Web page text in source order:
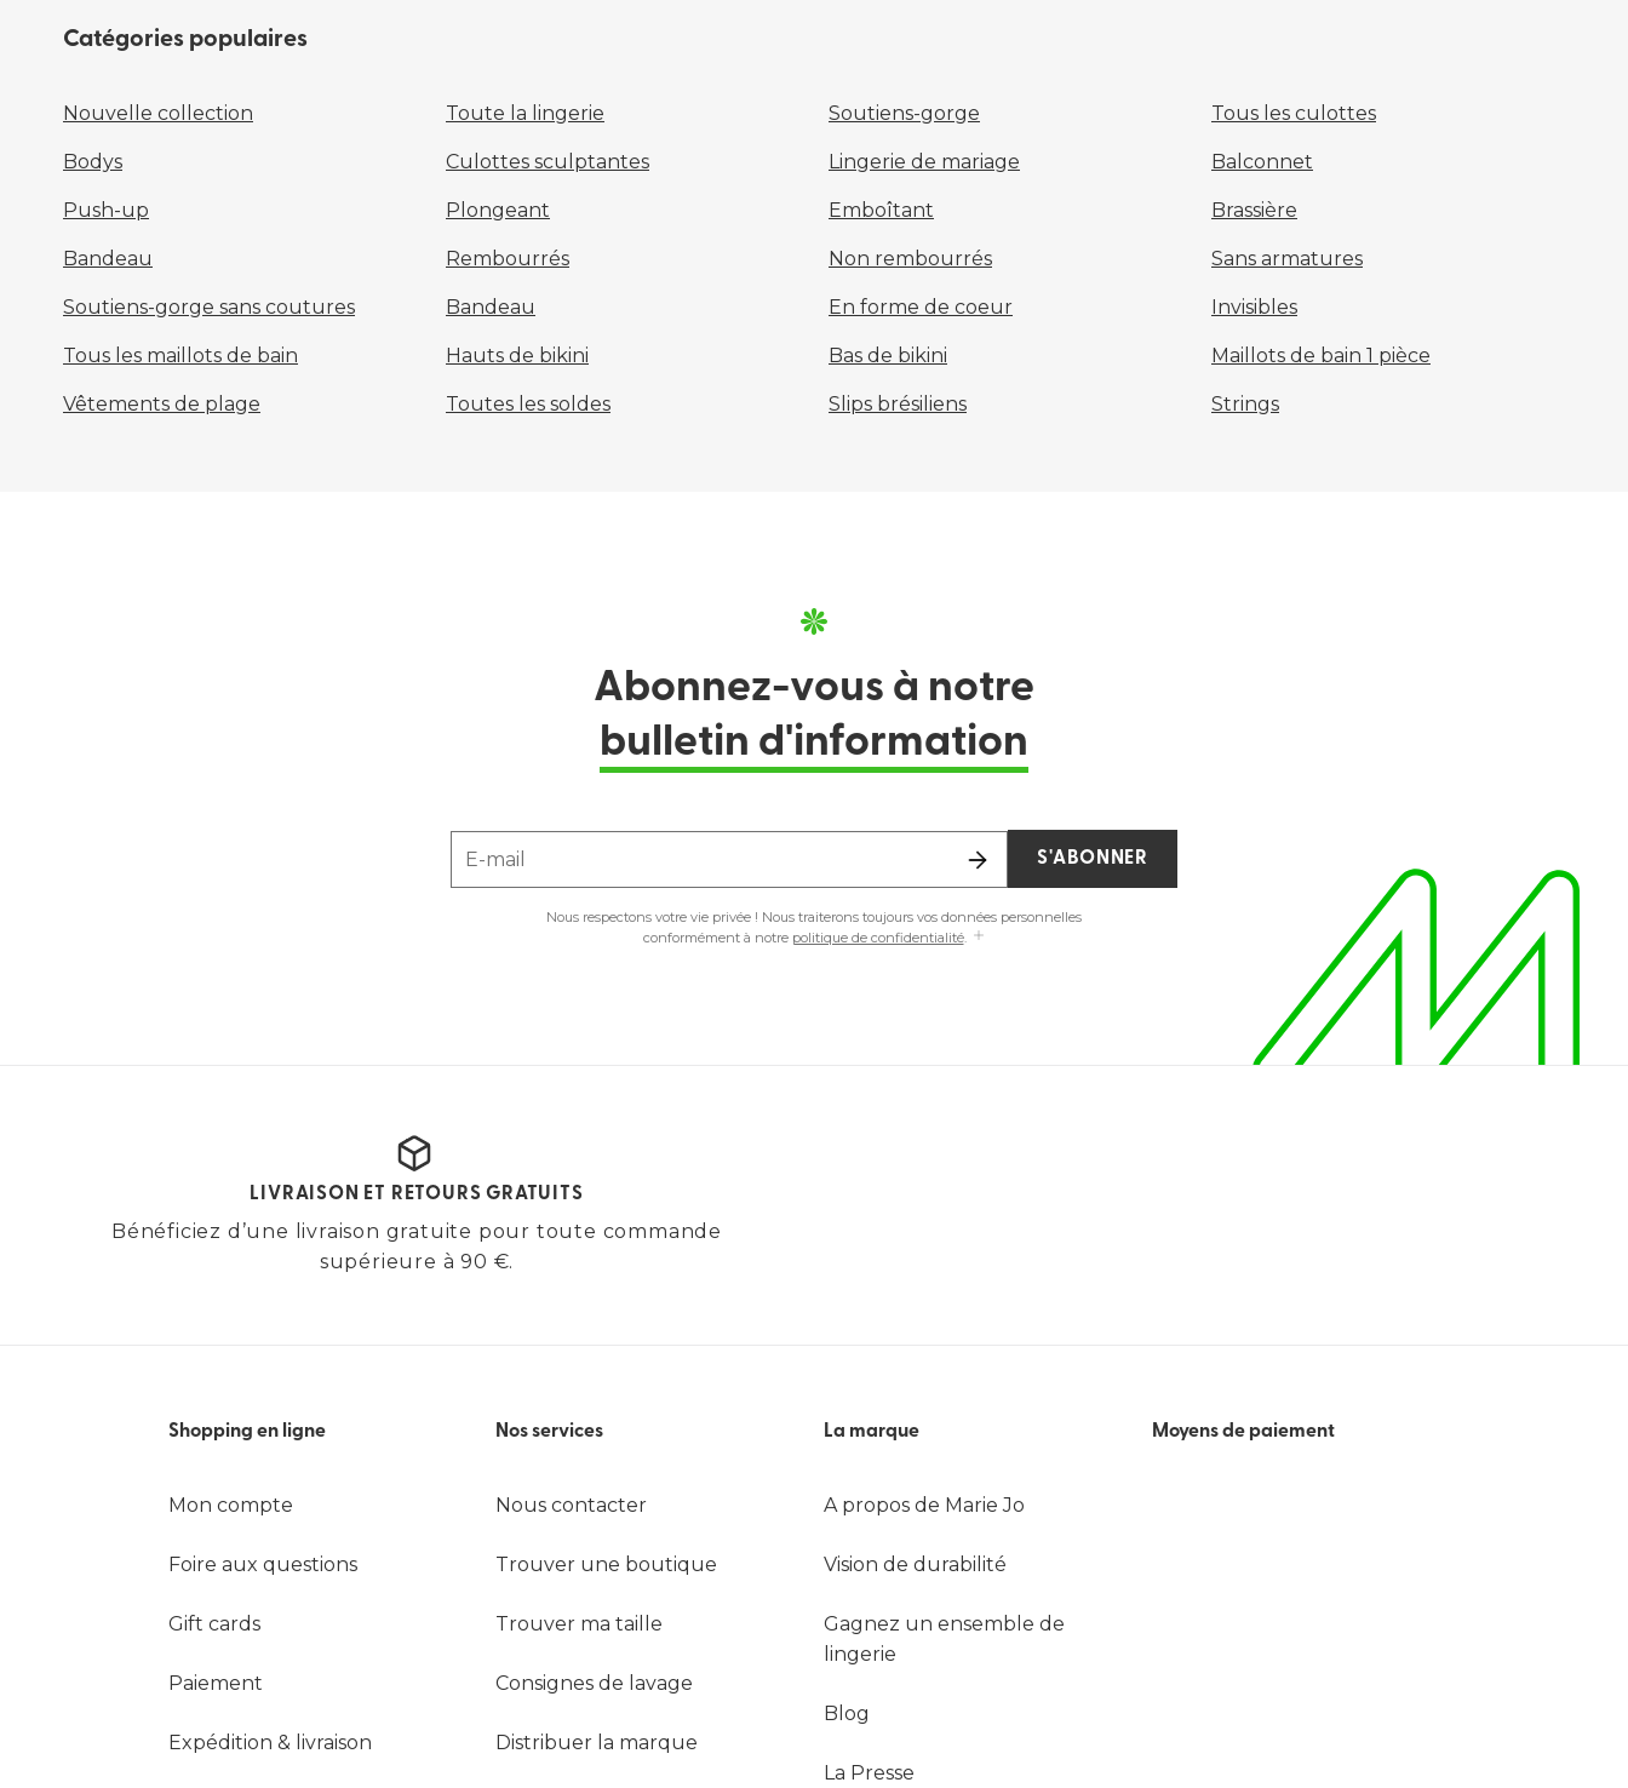
Catégories populaires
Nouvelle collection Toute la lingerie Soutiens-gorge Tous les culottes
Bodys Culottes sculptantes Lingerie de mariage Balconnet
Push-up Plongeant Emboîtant Brassière
Bandeau Rembourrés Non rembourrés Sans armatures
Soutiens-gorge sans coutures Bandeau En forme de coeur Invisibles
Tous les maillots de bain Hauts de bikini Bas de bikini Maillots de bain 1 pièce
Vêtements de plage Toutes les soldes Slips brésiliens Strings
Abonnez-vous à notre
bulletin d'information
E-mail
Nous respectons votre vie privée ! Nous traiterons toujours vos données personnelles
conformément à notre politique de confidentialité.
S'ABONNER
LIVRAISON ET RETOURS GRATUITS
Bénéficiez d’une livraison gratuite pour toute commande
supérieure à 90 €.
Shopping en ligne
Mon compte
Foire aux questions
Gift cards
Paiement
Expédition & livraison
Nos services
Nous contacter
Trouver une boutique
Trouver ma taille
Consignes de lavage
Distribuer la marque
La marque
A propos de Marie Jo
Vision de durabilité
Gagnez un ensemble de
lingerie
Blog
La Presse
Moyens de paiement